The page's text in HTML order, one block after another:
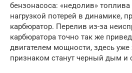
бензонасоса: «недолив»
нагрузкой потерей в динамике,
карбюратор. Перелив из-за
карбюратора точно так же
двигателем мощности, здесь уже
признаком станут черный дым и